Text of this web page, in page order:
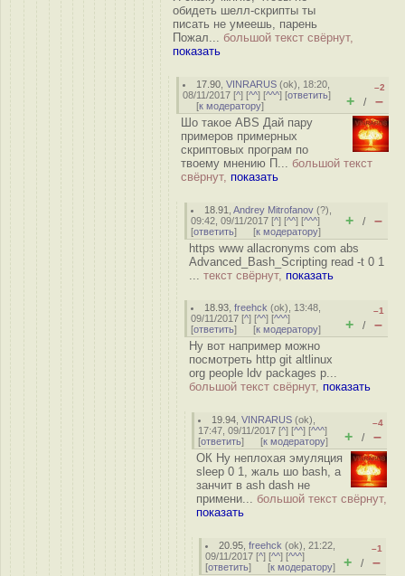
обидеть шелл-скрипты ты
писать не умеешь, парень
Пожал... большой текст свёрнут,
показать
17.90 ,VINRARUS (ok), 18:20,
08/11/2017 [^] [^^] [^^^] [ответить]
[к модератору]
–2
+ / –
Шо такое ABS Дай пару
примеров примерных
скриптовых програм по
твоему мнению П... большой текст
свёрнут, показать
18.91 ,Andrey Mitrofanov (?),
09:42, 09/11/2017 [^] [^^] [^^^]
[ответить] [к модератору]
+ / –
https www allacronyms com abs
Advanced_Bash_Scripting read -t 0 1
... текст свёрнут, показать
18.93 ,freehck (ok), 13:48,
09/11/2017 [^] [^^] [^^^]
[ответить] [к модератору]
–1
+ / –
Ну вот например можно
посмотреть http git altlinux
org people ldv packages p...
большой текст свёрнут, показать
19.94 ,VINRARUS (ok),
17:47, 09/11/2017 [^] [^^] [^^^]
[ответить] [к модератору]
–4
+ / –
ОК Ну неплохая эмуляция
sleep 0 1, жаль шо bash, а
занчит в ash dash не
примени... большой текст свёрнут,
показать
20.95 ,freehck (ok), 21:22,
09/11/2017 [^] [^^] [^^^]
[ответить] [к модератору]
–1
+ / –